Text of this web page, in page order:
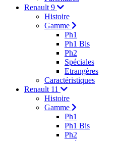
Renault 9
Histoire
Gamme
Ph1
Ph1 Bis
Ph2
Spéciales
Etrangères
Caractéristiques
Renault 11
Histoire
Gamme
Ph1
Ph1 Bis
Ph2